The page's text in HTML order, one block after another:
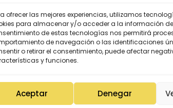
ofrecer las mejores experiencias, utilizamos
para almacenar y/o acceder a la información
de estas tecnologías nos permitirá
de navegación o las identificaciones
o retirar el consentimiento, puede afectar
y funciones.
Aceptar Denegar
DE MAESTRA (rosa)
3,50€
Bolígrafo